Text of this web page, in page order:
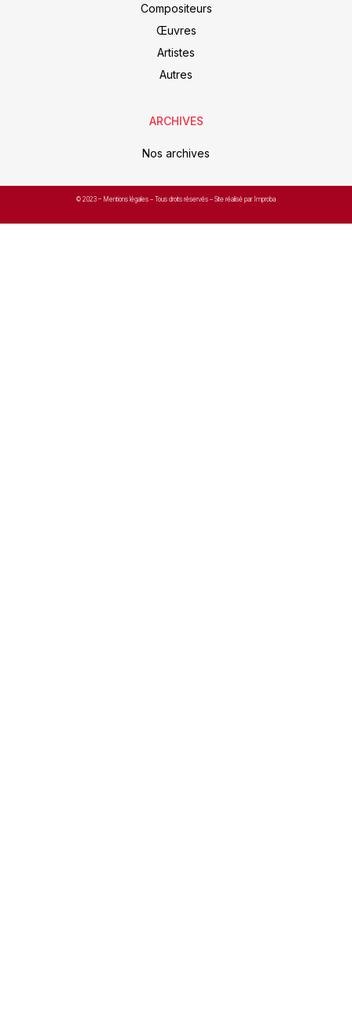
Compositeurs
Œuvres
Artistes
Autres
ARCHIVES
Nos archives
© 2023 – Mentions légales – Tous droits réservés – Site réalisé par Improba